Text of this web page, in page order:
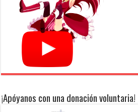
¡Apóyanos con una donación voluntaria!